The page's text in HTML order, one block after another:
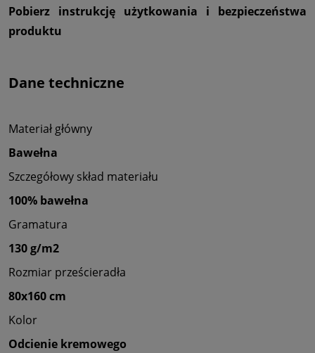
Pobierz instrukcję użytkowania i bezpieczeństwa
produktu
Dane techniczne
Materiał główny
Bawełna
Szczegółowy skład materiału
100% bawełna
Gramatura
130 g/m2
Rozmiar prześcieradła
80x160 cm
Kolor
Odcienie kremowego